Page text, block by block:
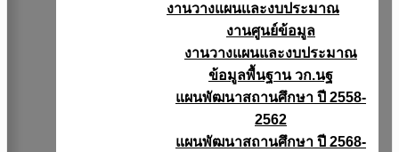
งานวางแผนเเละงบประมาณ
งานศูนย์ข้อมูล
งานวางแผนและงบประมาณ
ข้อมูลพื้นฐาน วก.นฐ
แผนพัฒนาสถานศึกษา ปี 2558-
2562
แผนพัฒนาสถานศึกษา ปี 2568-